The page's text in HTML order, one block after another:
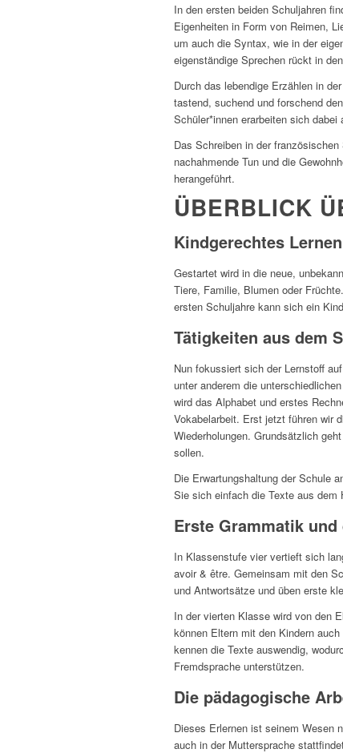
In den ersten beiden Schuljahren
Eigenheiten in Form von Reimen,
um auch die Syntax, wie in der
eigenständige Sprechen rückt in
Durch das lebendige Erzählen in
tastend, suchend und forschend
Schüler*innen erarbeiten sich
Das Schreiben in der
nachahmende Tun und die
herangeführt.
ÜBERBLICK
Kindgerechtes
Gestartet wird in die neue,
Tiere, Familie, Blumen oder
ersten Schuljahre kann sich ein
Tätigkeiten aus dem
Nun fokussiert sich der Lernstoff
unter anderem die
wird das Alphabet und erstes
Vokabelarbeit. Erst jetzt führen wir
Wiederholungen. Grundsätzlich
sollen.
Die Erwartungshaltung der Schule
Sie sich einfach die Texte aus dem
Erste Grammatik
In Klassenstufe vier vertieft sich
avoir & être. Gemeinsam mit den
und Antwortsätze und üben erste
In der vierten Klasse wird von den
können Eltern mit den Kindern
kennen die Texte auswendig,
Fremdsprache unterstützen.
Die pädagogische
Dieses Erlernen ist seinem Wesen
auch in der Muttersprache